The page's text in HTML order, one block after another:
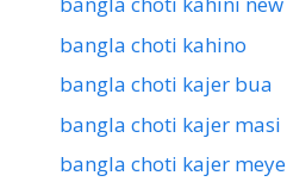
bangla choti kahino
bangla choti kajer bua
bangla choti kajer masi
bangla choti kajer meye